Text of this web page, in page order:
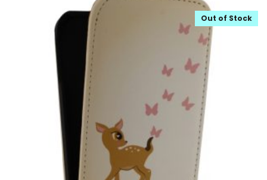
Out of Stock